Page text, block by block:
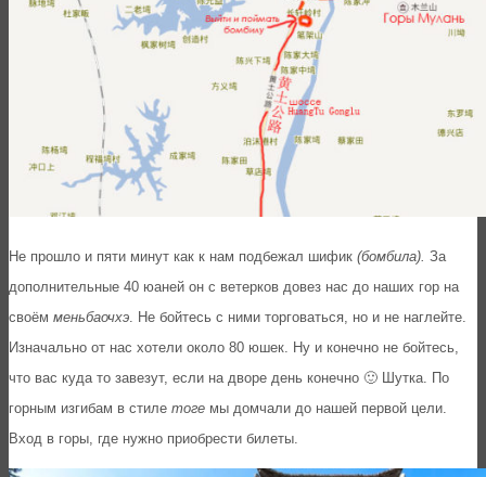
Не прошло и пяти минут как к нам подбежал шифик (бомбила). За
дополнительные 40 юаней он с ветерков довез нас до наших гор на
своём меньбаочхэ. Не бойтесь с ними торговаться, но и не наглейте.
Изначально от нас хотели около 80 юшек. Ну и конечно не бойтесь,
что вас куда то завезут, если на дворе день конечно 🙂 Шутка. По
горным изгибам в стиле тоге мы домчали до нашей первой цели.
Вход в горы, где нужно приобрести билеты.